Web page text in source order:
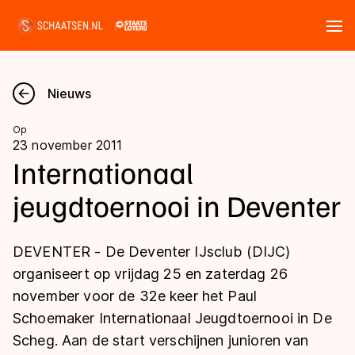
Nieuws
Kalender
Disciplines
Langebaan
Shorttrack
Inlineskaten
Uitslagen
Langebaan
Shorttrack
Marathon
Tijden & historie
Ranglijsten Langebaan
Nieuws
Op
23 november 2011
Internationaal
jeugdtoernooi in Deventer
DEVENTER - De Deventer IJsclub (DIJC)
organiseert op vrijdag 25 en zaterdag 26
november voor de 32e keer het Paul
Schoemaker Internationaal Jeugdtoernooi in De
Scheg. Aan de start verschijnen junioren van